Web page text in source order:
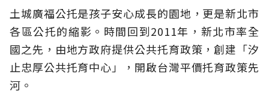
土城廣福公托是孩子安心成長的園地，更是新北市
各區公托的縮影。時間回到2011年，新北市率全
國之先，由地方政府提供公共托育政策，創建「汐
止忠厚公共托育中心」，開啟台灣平價托育政策先
河。